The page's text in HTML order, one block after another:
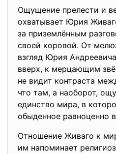
Ощущение прелести и
охватывает Юрия
за приземлённым
своей коровой. От
взгляд Юрия
вверх, к мерцающим
не видит контраста
что там, а наоборот,
единство мира, в
обыденное равноценно
Отношение Живаго к
им напоминает